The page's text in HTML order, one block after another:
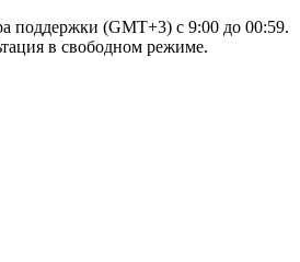
поддержки (GMT+3) c 9:00 до 00:59.
в свободном режиме.